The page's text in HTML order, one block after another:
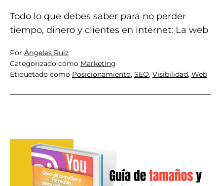
Todo lo que debes saber para no perder
tiempo, dinero y clientes en internet: La web
Por Ángeles Ruiz
Categorizado como Marketing
Etiquetado como Posicionamiento, SEO, Visibilidad, Web